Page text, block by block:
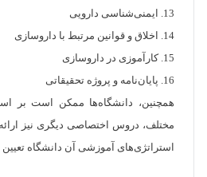
13. ایمنی‌شناسی دارویی
14. اخلاق و قوانین مرتبط با داروسازی
15. کارآموزی در داروسازی
16. پایان‌نامه و پروژه تحقیقاتی
همچنین، دانشگاه‌ها ممکن است بر
مختلف، دروس اختصاصی دیگری نیز
استراتژی‌های آموزشی آن دانشگاه